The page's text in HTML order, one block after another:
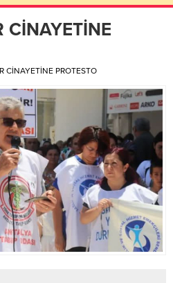
CİNAYETİNE
CİNAYETİNE PROTESTO